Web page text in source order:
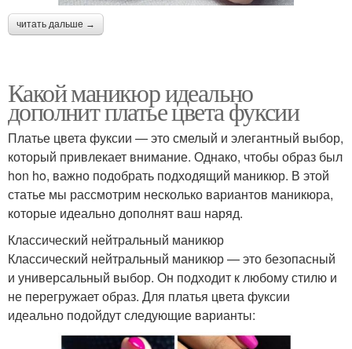
читать дальше →
Какой маникюр идеально
дополнит платье цвета фуксии
Платье цвета фуксии — это смелый и элегантный выбор,
который привлекает внимание. Однако, чтобы образ был
hon ho, важно подобрать подходящий маникюр. В этой
статье мы рассмотрим несколько вариантов маникюра,
которые идеально дополнят ваш наряд.
Классический нейтральный маникюр
Классический нейтральный маникюр — это безопасный
и универсальный выбор. Он подходит к любому стилю и
не перегружает образ. Для платья цвета фуксии
идеально подойдут следующие варианты: